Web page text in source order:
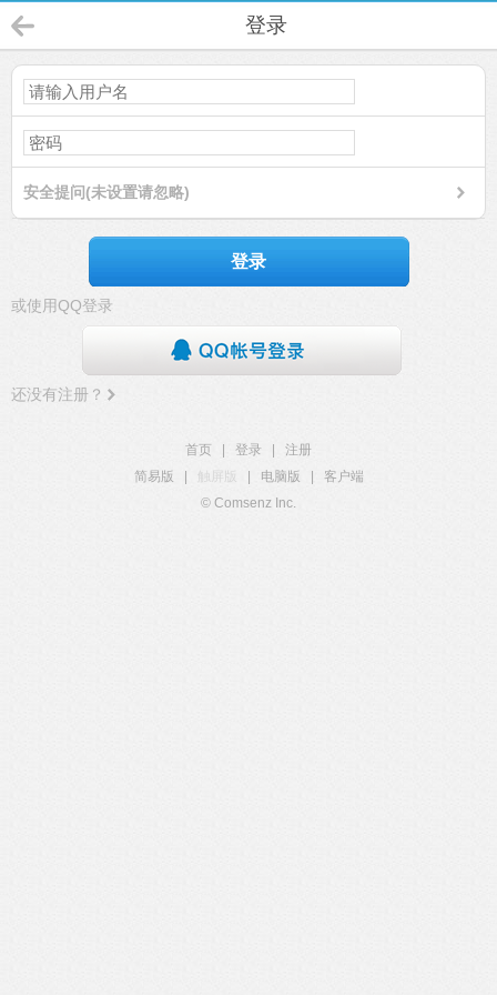
登录
安全提问(未设置请忽略)
登录
或使用QQ登录
还没有注册？
首页 登录
注册
简易版
触屏版 电脑版
客户端
© Comsenz Inc.